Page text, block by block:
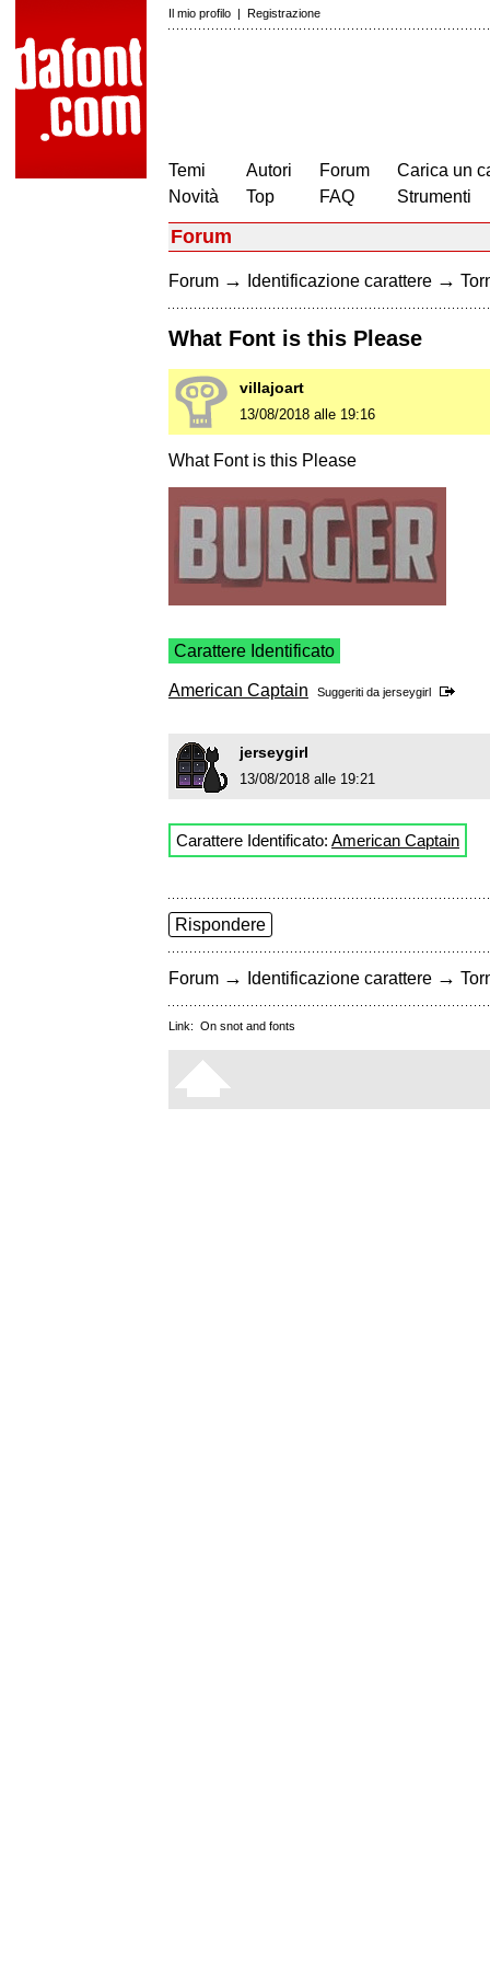
Il mio profilo | Registrazione
Temi
Novità
Autori
Top
Forum
FAQ
Carica un
Strumenti
Forum
Forum → Identificazione carattere →
What Font is this Please
villajoart
13/08/2018 alle 19:16
What Font is this Please
Carattere Identificato
American Captain Suggeriti da jerseygirl
jerseygirl
13/08/2018 alle 19:21
Carattere Identificato: American Captain
Rispondere
Forum → Identificazione carattere →
Link: On snot and fonts